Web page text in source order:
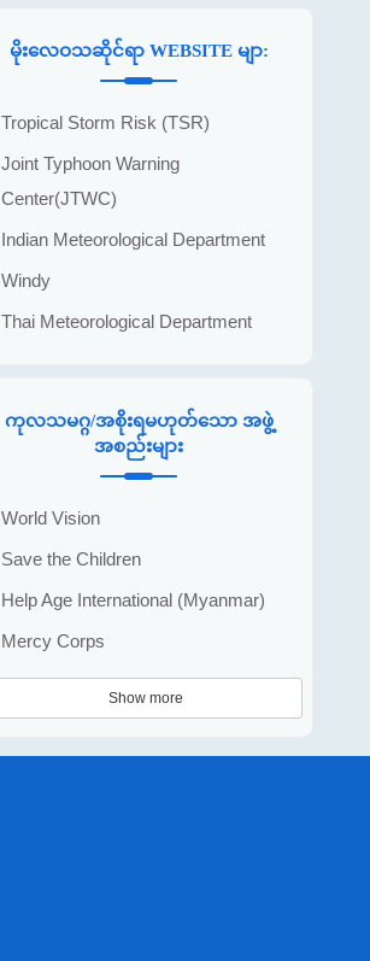
မိုးလေဝသဆိုင်ရာ WEBSITE မျာ:
Tropical Storm Risk (TSR)
Joint Typhoon Warning
Center(JTWC)
Indian Meteorological Department
Windy
Thai Meteorological Department
ကုလသမဂ္ဂ/အစိုးရမဟုတ်သော အဖွဲ့
အစည်းများ
World Vision
Save the Children
Help Age International (Myanmar)
Mercy Corps
Show more